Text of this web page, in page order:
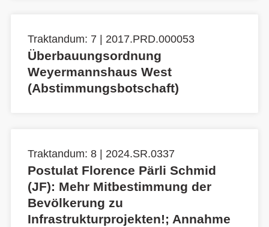
Traktandum: 7 | 2017.PRD.000053
Überbauungsordnung
Weyermannshaus West
(Abstimmungsbotschaft)
Traktandum: 8 | 2024.SR.0337
Postulat Florence Pärli Schmid
(JF): Mehr Mitbestimmung der
Bevölkerung zu
Infrastrukturprojekten!; Annahme